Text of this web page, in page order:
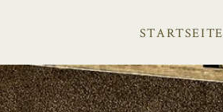
STARTSEITE